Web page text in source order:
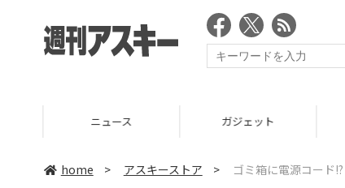
ガジェット
home > アスキーストア > ゴミ箱に電源コード